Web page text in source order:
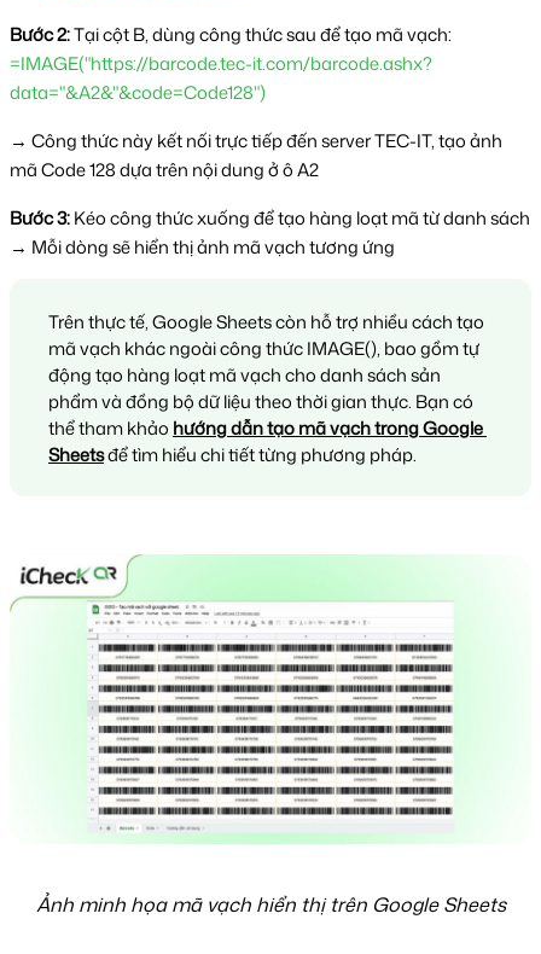
Bước 2:
=IMAGE("https://barcode.tec-it.com/barcode.ashx?
data="&A2&"&code=Code128")
→ Công thức này kết nối trực tiếp đến server TEC-IT, tạo ảnh
mã Code 128 dựa trên nội dung ở ô A2
Bước 3: Kéo công thức xuống để tạo hàng loạt mã từ danh sách
→ Mỗi dòng sẽ hiển thị ảnh mã vạch tương ứng
Trên thực tế, Google Sheets còn hỗ trợ nhiều cách tạo
mã vạch khác ngoài công thức IMAGE(), bao gồm tự
động tạo hàng loạt mã vạch cho danh sách sản
phẩm và đồng bộ dữ liệu theo thời gian thực. Bạn có
thể tham khảo hướng dẫn tạo mã vạch trong Google
Sheets để tìm hiểu chi tiết từng phương pháp.
Ảnh minh họa mã vạch hiển thị trên Google Sheets